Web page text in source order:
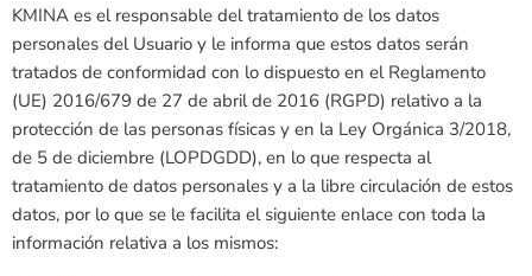
KMINA es el responsable del tratamiento de los datos
personales del Usuario y le informa que estos datos serán
tratados de conformidad con lo dispuesto en el Reglamento
(UE) 2016/679 de 27 de abril de 2016 (RGPD) relativo a la
protección de las personas físicas y en la Ley Orgánica 3/2018,
de 5 de diciembre (LOPDGDD), en lo que respecta al
tratamiento de datos personales y a la libre circulación de estos
datos, por lo que se le facilita el siguiente enlace con toda la
información relativa a los mismos: